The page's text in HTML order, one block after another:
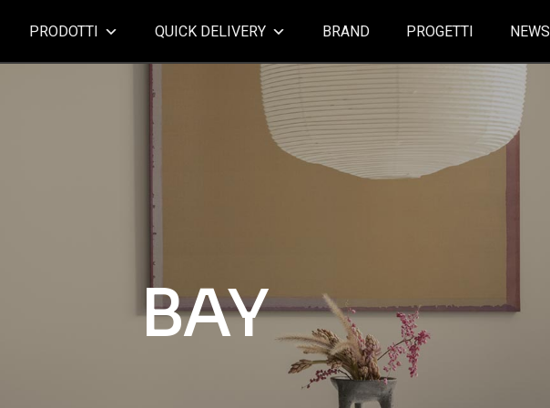
PRODOTTI QUICK DELIVERY BRAND PROGETTI NEWS
BAY